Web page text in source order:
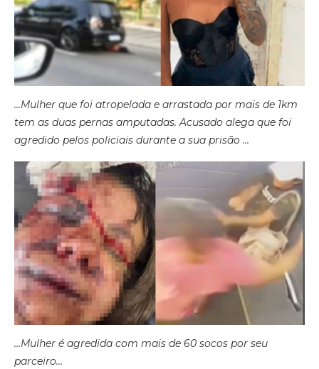
…Mulher que foi atropelada e arrastada por mais de 1km
tem as duas pernas amputadas. Acusado alega que foi
agredido pelos policiais durante a sua prisão …
…Mulher é agredida com mais de 60 socos por seu
parceiro…